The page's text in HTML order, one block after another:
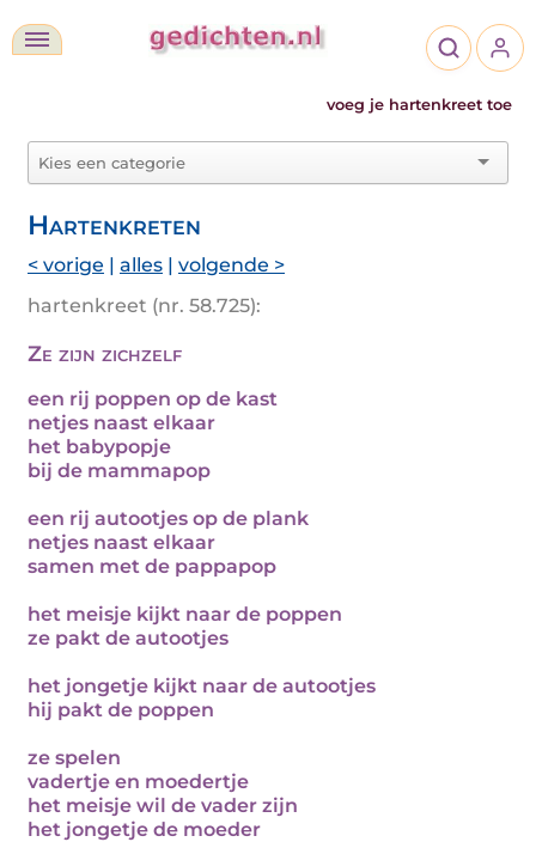
voeg je hartenkreet toe
Hartenkreten
< vorige | alles | volgende >
hartenkreet (nr. 58.725):
Ze zijn zichzelf
een rij poppen op de kast
netjes naast elkaar
het babypopje
bij de mammapop
een rij autootjes op de plank
netjes naast elkaar
samen met de pappapop
het meisje kijkt naar de poppen
ze pakt de autootjes
het jongetje kijkt naar de autootjes
hij pakt de poppen
ze spelen
vadertje en moedertje
het meisje wil de vader zijn
het jongetje de moeder